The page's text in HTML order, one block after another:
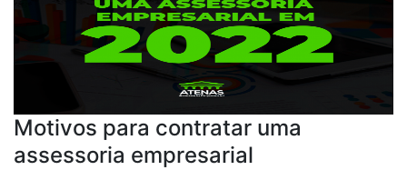
Motivos para contratar uma
assessoria empresarial